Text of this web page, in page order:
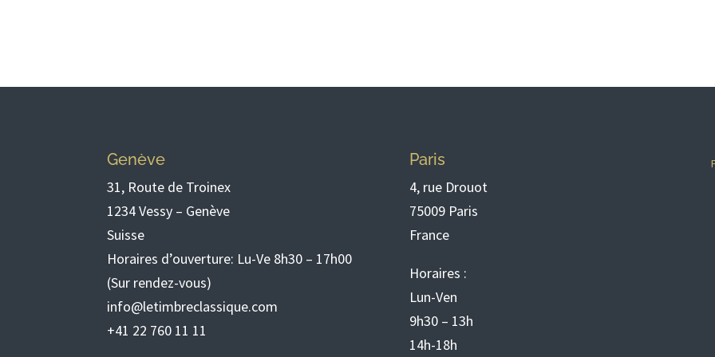
Genève
31, Route de Troinex
1234 Vessy – Genève
Suisse
Horaires d’ouverture: Lu-Ve 8h30 – 17h00
(Sur rendez-vous)
info@letimbreclassique.com
+41 22 760 11 11
Paris
4, rue Drouot
75009 Paris
France
Horaires :
Lun-Ven
9h30 – 13h
14h-18h